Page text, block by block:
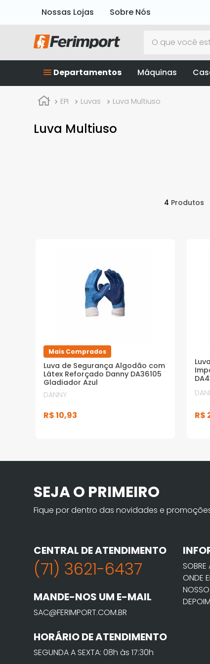
Nossas Lojas Sobre Nós
Departamentos Máquinas
EPI Luvas Luva Multiuso
Luva Multiuso
4 Produtos
Mais Comprados
Luva de Segurança Algodão com
Látex Reforçado Danny DA36105
Gladiador Azul
DANNY
R$10,93 R$
SEJA O PRIMEIRO
Fique por dentro das novidades e
CENTRAL DE ATENDIMENTO
(71) 3621-6437
MANDE-NOS UM E-MAIL
SAC@FERIMPORT.COM.BR
HORÁRIO DE ATENDIMENTO
SEGUNDA A SEXTA: 08h às 17:30h
ONDE